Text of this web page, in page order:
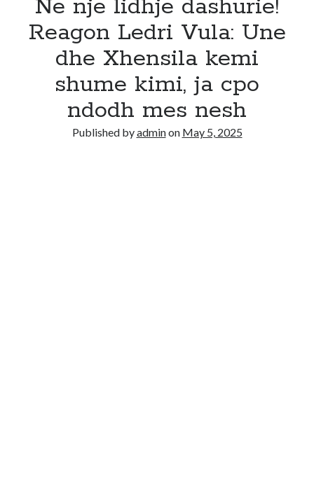
Ne nje lidhje dashurie!
Reagon Ledri Vula: Une
dhe Xhensila kemi
shume kimi, ja cpo
ndodh mes nesh
Published byadminon May 5, 2025